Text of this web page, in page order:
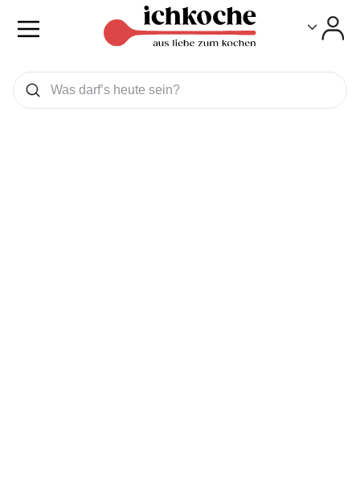
Was wollen Sie suchen
Suchen